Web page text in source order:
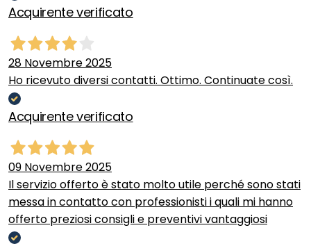
Acquirente verificato
28 Novembre 2025
Ho ricevuto diversi contatti. Ottimo. Continuate così.
Acquirente verificato
09 Novembre 2025
Il servizio offerto è stato molto utile perché sono stati
messa in contatto con professionisti i quali mi hanno
offerto preziosi consigli e preventivi vantaggiosi